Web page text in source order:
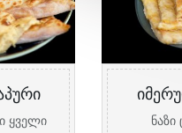
ყველი